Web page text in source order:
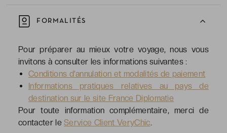
FORMALITÉS
Pour préparer au mieux votre voyage, nous vous
invitons à consulter les informations suivantes :
Conditions d'annulation et modalités de paiement
Informations pratiques relatives au pays de
destination sur le site France Diplomatie
Pour toute information complémentaire, merci de
contacter leService Client VeryChic.